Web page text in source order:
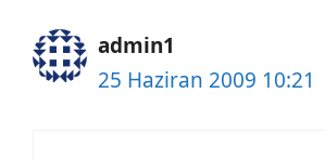
admin1
25 Haziran 2009 10:21